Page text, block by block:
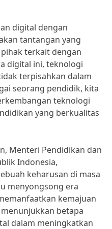
digital dengan
tantangan yang
terkait dengan
digital ini, teknologi
terpisahkan dalam
seorang pendidik, kita
teknologi
yang berkualitas
Menteri Pendidikan dan
Indonesia,
keharusan di masa
menyongsong era
kemajuan
betapa
dalam meningkatkan